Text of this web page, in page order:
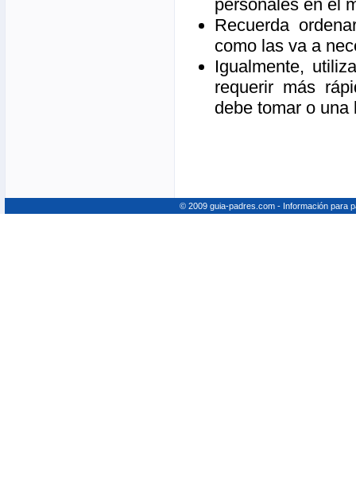
personales en el
Recuerda
como las va a
Igualmente,
requerir más
debe tomar o
© 2009 guia-padres.com - Información para